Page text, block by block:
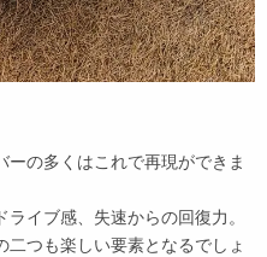
ーの多くはこれで再現ができま
イブ感、失速からの回復力。
二つも楽しい要素となるでしょ